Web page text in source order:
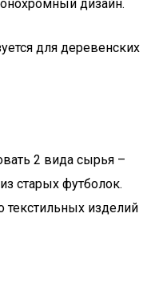
дизайн.
для деревенских
2 вида сырья –
старых футболок.
текстильных изделий